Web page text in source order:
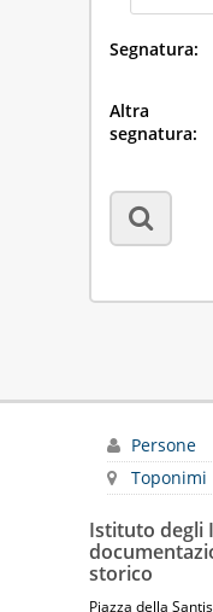
Segnatura:
Altra
segnatura:
Persone
Toponimi
Istituto degli
storico
Piazza della